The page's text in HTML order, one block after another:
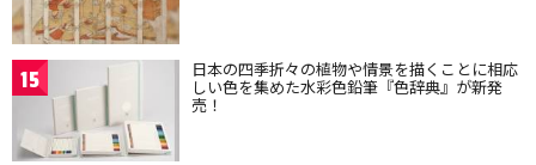
15 日本の四季折々の植物や情景を描くことに相応
しい色を集めた水彩色鉛筆『色辞典』が新発
売！